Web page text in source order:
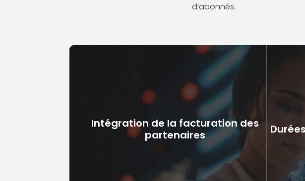
d’abonnés.
Intégration de la facturation des
partenaires